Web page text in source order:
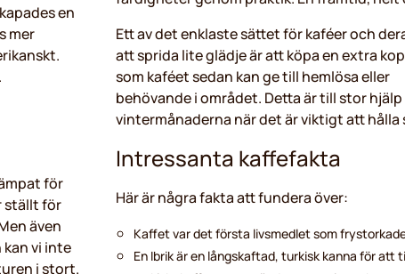
en
mer
för
ställt för
även
vi inte
i stort.
Ett av det enklaste sättet för kaféer och
att sprida lite glädje är att köpa en extra
som kaféet sedan kan ge till hemlösa eller
behövande i området. Detta är till stor
vintermånaderna när det är viktigt att hålla
Intressanta kaffefakta
Här är några fakta att fundera över:
Kaffet var det första livsmedlet som
En Ibrik är en långskaftad, turkisk kanna för att